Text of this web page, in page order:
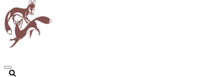
Navigationsmenü